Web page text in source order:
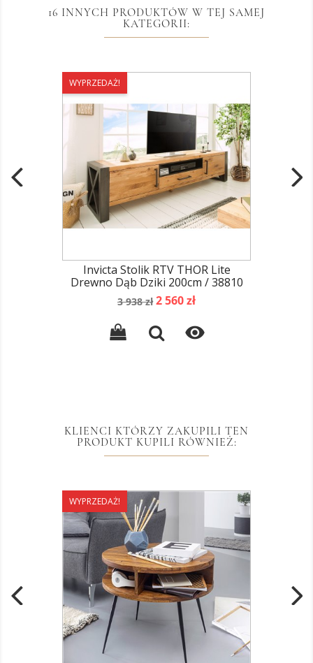
16 INNYCH PRODUKTÓW W TEJ SAMEJ
KATEGORII:
WYPRZEDAŻ!
Invicta Stolik RTV THOR Lite
Drewno Dąb Dziki 200cm / 38810
Cena
3 938 zł Cena
2 560 zł

KLIENCI KTÓRZY ZAKUPILI TEN
PRODUKT KUPILI RÓWNIEŻ:
WYPRZEDAŻ!